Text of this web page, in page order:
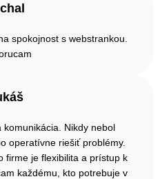
spokojnost s webstrankou.
komunikácia. Nikdy nebol
operatívne riešiť problémy.
firme je flexibilita a prístup k
každému, kto potrebuje v